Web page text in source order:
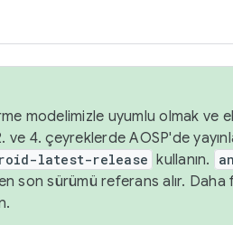
modelimizle uyumlu olmak ve
ve 4. çeyreklerde AOSP'de
latest-release kullanın.
son sürümü referans alır.